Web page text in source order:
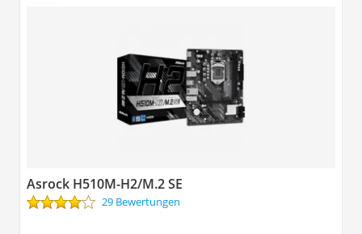
Asrock H510M-H2/M.2 SE
29 Bewertungen